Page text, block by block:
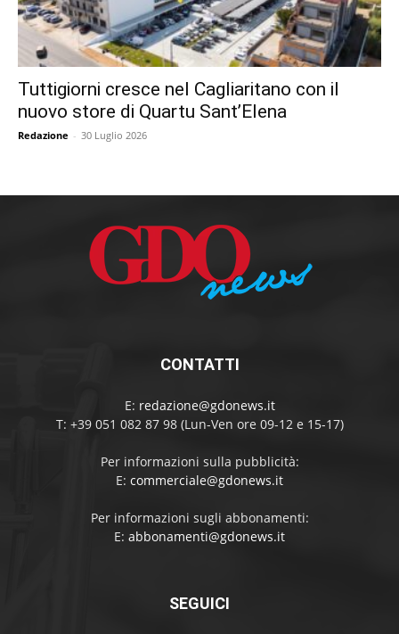
Tuttigiorni cresce nel Cagliaritano con il
nuovo store di Quartu Sant’Elena
Redazione - 30 Luglio 2026
CONTATTI
E: redazione@gdonews.it
T: +39 051 082 87 98 (Lun-Ven ore 09-12 e 15-17)
Per informazioni sulla pubblicità:
E: commerciale@gdonews.it
Per informazioni sugli abbonamenti:
E: abbonamenti@gdonews.it
SEGUICI